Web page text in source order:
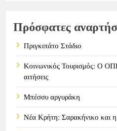
Πρόσφατες
Πριγκιπάτο Στάδιο
Κοινωνικός Τουρισμός: Ο
αιτήσεις
Μπέσσυ αργυράκη
Νέα Κρήτη: Σαρακήνικο